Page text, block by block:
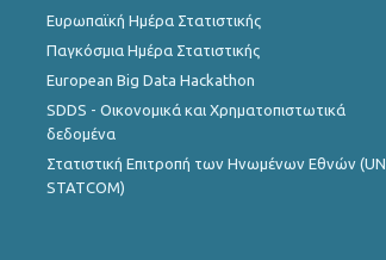
Ευρωπαϊκή Ημέρα Στατιστικής
Παγκόσμια Ημέρα Στατιστικής
European Big Data Hackathon
SDDS - Οικονομικά και Χρηματοπιστωτικά
δεδομένα
Στατιστική Επιτροπή των Ηνωμένων Εθνών (UN
STATCOM)